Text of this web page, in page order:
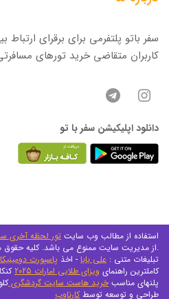
سفر باتو پلتفرمی برای برقرای
کاربران متقاضی خرید تورهای
دانلود اپلیکیشن سفر با تو
استفاده از مطالب وب سایت تور لحظه آخری
از مدیریت سایت ممنوع می باشد. کلیه حقوق مادی و معنوی محفوظ می باشد.
تبلیغات متنی : علی بابا - اخذ پاسپورت دومینیکا
کاملترین راهنمای ویزای طلایی امارات 2025
پلنهای مناسب خرید هاست سایت گردشگری
طراحی و توسعه توسطکارناوب